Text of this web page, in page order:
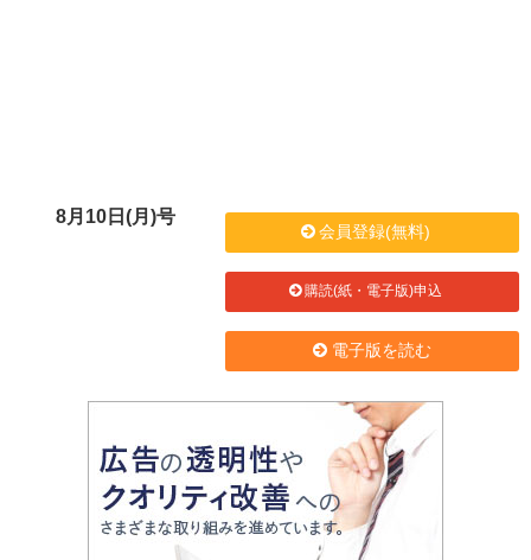
8月10日(月)号
会員登録(無料)
購読(紙・電子版)申込
電子版を読む